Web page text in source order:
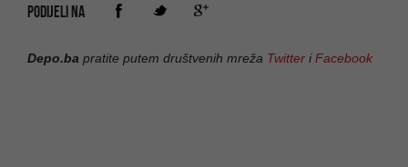
PODIJELI NA
Depo.ba pratite putem društvenih mreža Twitter iFacebook